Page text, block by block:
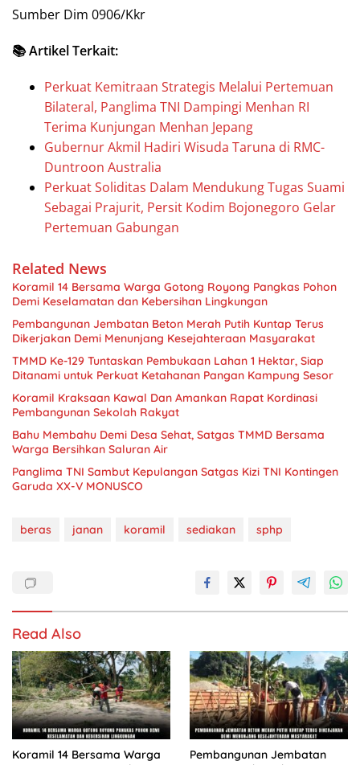
Sumber Dim 0906/Kkr
📚 Artikel Terkait:
Perkuat Kemitraan Strategis Melalui Pertemuan
Bilateral, Panglima TNI Dampingi Menhan RI
Terima Kunjungan Menhan Jepang
Gubernur Akmil Hadiri Wisuda Taruna di RMC-
Duntroon Australia
Perkuat Soliditas Dalam Mendukung Tugas Suami
Sebagai Prajurit, Persit Kodim Bojonegoro Gelar
Pertemuan Gabungan
Related News
Koramil 14 Bersama Warga Gotong Royong Pangkas Pohon
Demi Keselamatan dan Kebersihan Lingkungan
Pembangunan Jembatan Beton Merah Putih Kuntap Terus
Dikerjakan Demi Menunjang Kesejahteraan Masyarakat
TMMD Ke-129 Tuntaskan Pembukaan Lahan 1 Hektar, Siap
Ditanami untuk Perkuat Ketahanan Pangan Kampung Sesor
Koramil Kraksaan Kawal Dan Amankan Rapat Kordinasi
Pembangunan Sekolah Rakyat
Bahu Membahu Demi Desa Sehat, Satgas TMMD Bersama
Warga Bersihkan Saluran Air
Panglima TNI Sambut Kepulangan Satgas Kizi TNI Kontingen
Garuda XX-V MONUSCO
beras janan koramil sediakan sphp
Read Also
Koramil 14 Bersama Warga
Pembangunan Jembatan